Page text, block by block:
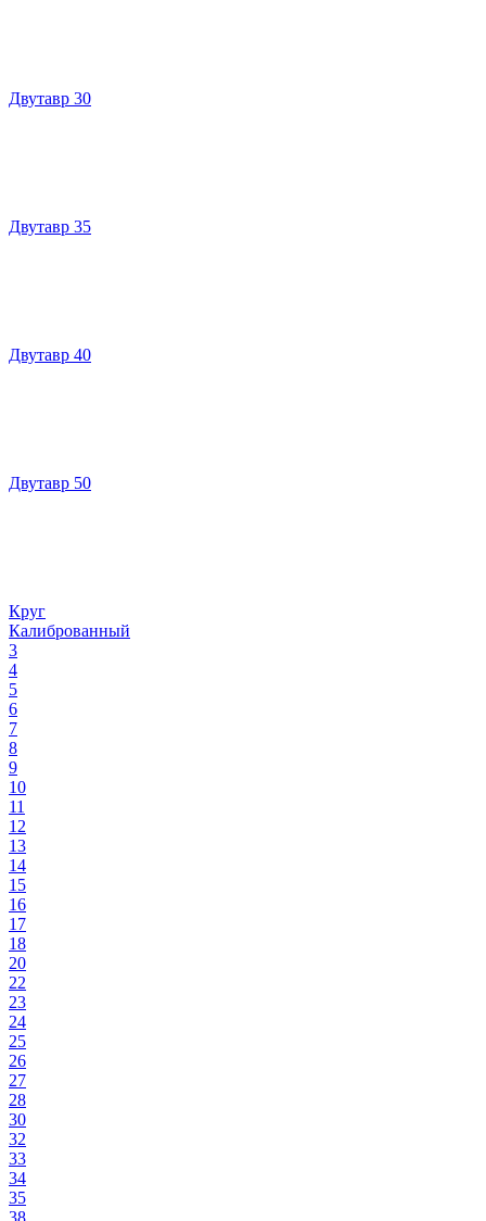
Двутавр 30
Двутавр 35
Двутавр 40
Двутавр 50
Круг
Калиброванный
3
4
5
6
7
8
9
10
11
12
13
14
15
16
17
18
20
22
23
24
25
26
27
28
30
32
33
34
35
38